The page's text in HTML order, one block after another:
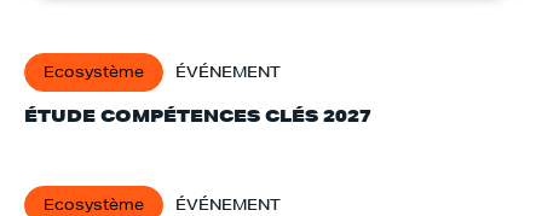
Ecosystème ÉVÉNEMENT
ÉTUDE COMPÉTENCES CLÉS 2027
Ecosystème ÉVÉNEMENT